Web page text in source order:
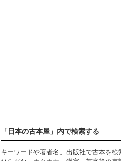
「日本の古本屋」内で検索する
キーワードや著者名、出版社で古本を検